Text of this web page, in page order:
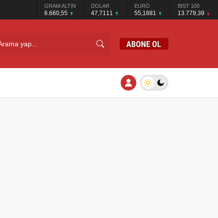
GRAM ALTIN
6.660,55
DOLAR
47,7111
EURO
55,1881
BIST 100
13.779,39